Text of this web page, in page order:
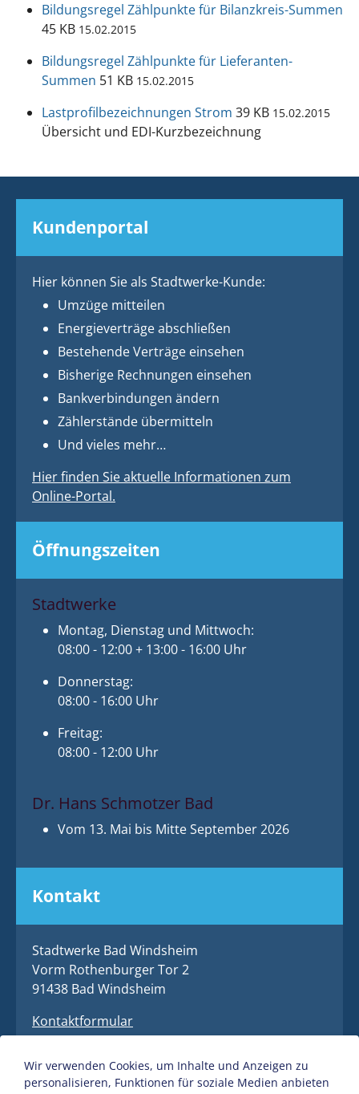
Bildungsregel Zählpunkte für Bilanzkreis-Summen
45 KB 15.02.2015
Bildungsregel Zählpunkte für Lieferanten-
Summen 51 KB 15.02.2015
Lastprofilbezeichnungen Strom 39 KB 15.02.2015
Übersicht und EDI-Kurzbezeichnung
Kundenportal
Hier können Sie als Stadtwerke-Kunde:
Umzüge mitteilen
Energieverträge abschließen
Bestehende Verträge einsehen
Bisherige Rechnungen einsehen
Bankverbindungen ändern
Zählerstände übermitteln
Und vieles mehr…
Hier finden Sie aktuelle Informationen zum
Online-Portal.
Öffnungszeiten
Stadtwerke
Montag, Dienstag und Mittwoch:
08:00 - 12:00 + 13:00 - 16:00 Uhr
Donnerstag:
08:00 - 16:00 Uhr
Freitag:
08:00 - 12:00 Uhr
Dr. Hans Schmotzer Bad
Vom 13. Mai bis Mitte September 2026
Kontakt
Stadtwerke Bad Windsheim
Vorm Rothenburger Tor 2
91438 Bad Windsheim
Kontaktformular
09841 / 40 4 - 77
Wir verwenden Cookies, um Inhalte und Anzeigen zu
personalisieren, Funktionen für soziale Medien anbieten